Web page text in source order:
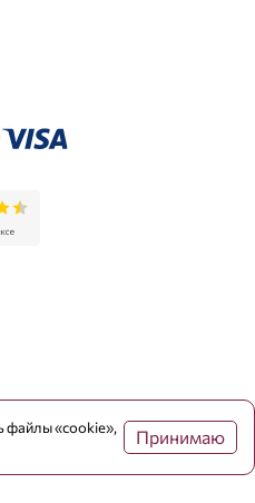
файлы «cookie»,
Принимаю